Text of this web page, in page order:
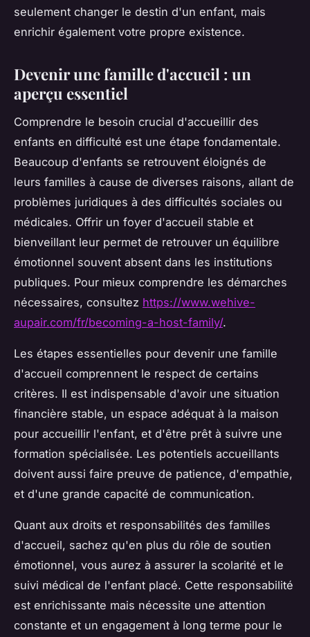
seulement changer le destin d'un enfant, mais
enrichir également votre propre existence.
Devenir une famille d'accueil : un
aperçu essentiel
Comprendre le besoin crucial d'accueillir des
enfants en difficulté est une étape fondamentale.
Beaucoup d'enfants se retrouvent éloignés de
leurs familles à cause de diverses raisons, allant de
problèmes juridiques à des difficultés sociales ou
médicales. Offrir un foyer d'accueil stable et
bienveillant leur permet de retrouver un équilibre
émotionnel souvent absent dans les institutions
publiques. Pour mieux comprendre les démarches
nécessaires, consultez https://www.wehive-
aupair.com/fr/becoming-a-host-family/.
Les étapes essentielles pour devenir une famille
d'accueil comprennent le respect de certains
critères. Il est indispensable d'avoir une situation
financière stable, un espace adéquat à la maison
pour accueillir l'enfant, et d'être prêt à suivre une
formation spécialisée. Les potentiels accueillants
doivent aussi faire preuve de patience, d'empathie,
et d'une grande capacité de communication.
Quant aux droits et responsabilités des familles
d'accueil, sachez qu'en plus du rôle de soutien
émotionnel, vous aurez à assurer la scolarité et le
suivi médical de l'enfant placé. Cette responsabilité
est enrichissante mais nécessite une attention
constante et un engagement à long terme pour le